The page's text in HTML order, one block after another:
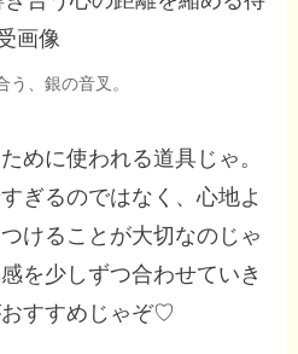
う、銀の音叉。
めに使われる道具じゃ。
ぎるのではなく、心地よ
けることが大切なのじゃ
を少しずつ合わせていき
すすめじゃぞ♡